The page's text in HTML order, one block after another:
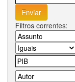
Filtros correntes: